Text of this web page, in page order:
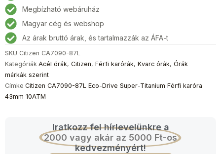
Megbízható webáruház
Magyar cég és webshop
Az árak bruttó árak, és tartalmazzák az ÁFA-t
SKU Citizen CA7090-87L
Kategóriák Acél órák, Citizen, Férfi karórák, Kvarc órák, Órák
márkák szerint
Címke Citizen CA7090-87L Eco-Drive Super-Titanium Férfi karóra
43mm 10ATM
Iratkozz fel hírlevelünkre a
2000 vagy akár az 5000 Ft-os
kedvezményért!